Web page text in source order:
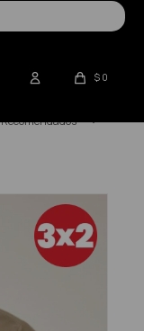
$ 0
Recomendados